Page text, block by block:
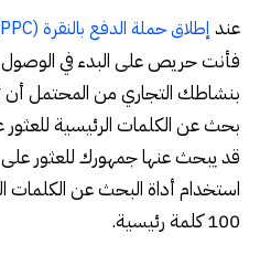
عند إطلاق حملة الدفع بالنقرة (PPC)
فأنت حريص على البدء في الوصول
بنشاطك التجاري من المحتمل أن
بحث عن الكلمات الرئيسية
قد يبحث عنها جمهورك للعثور
استخدام أداة البحث عن الكلمات
100 كلمة رئيسية.